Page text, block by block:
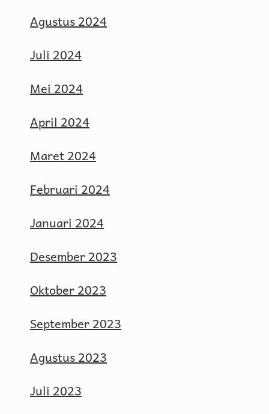
Agustus 2024
Juli 2024
Mei 2024
April 2024
Maret 2024
Februari 2024
Januari 2024
Desember 2023
Oktober 2023
September 2023
Agustus 2023
Juli 2023